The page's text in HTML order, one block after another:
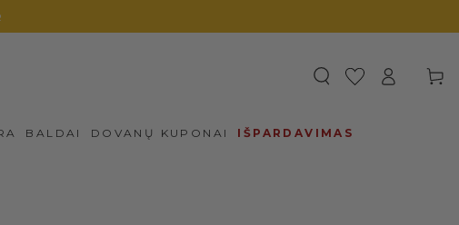
BALDAI DOVANŲ KUPONAI IŠPARDAVIMAS
Prisijungti